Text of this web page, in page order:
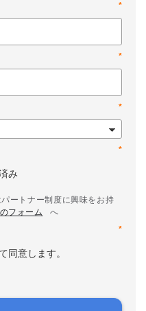
*
*
*
*
み
ートナー制度に興味をお持
フォーム
へ
*
同意します。